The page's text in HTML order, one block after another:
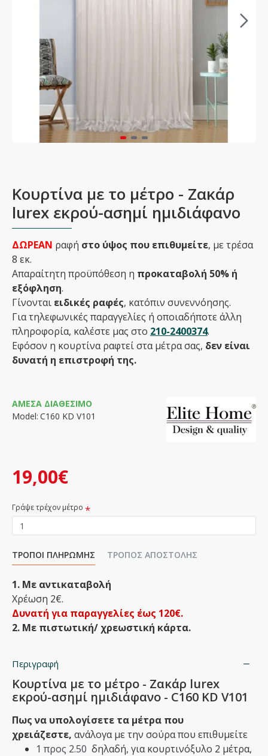
Κουρτίνα με το μέτρο - Ζακάρ
lurex εκρού-ασημί ημιδιάφανο
ΔΩΡΕΑΝ ραφή στο ύψος που επιθυμείτε, με τρέσα
8 εκ.
Απαραίτητη προϋπόθεση η προκαταβολή 50% ή
εξόφληση.
Γίνονται ειδικές ραφές, κατόπιν συνεννόησης.
Για τηλεφωνικές παραγγελίες ή οποιαδήποτε άλλη
πληροφορία, καλέστε μας στο 210-2400374.
Εφόσον η κουρτίνα ραφτεί στα μέτρα σας, δεν είναι
δυνατή η επιστροφή της.
19,00€
ΆΜΕΣΑ ΔΙΑΘΈΣΙΜΟ
Model: C160 KD V101
Γράψε τρέχον μέτρο
ΤΡΌΠΟΙ ΠΛΗΡΩΜΉΣ ΤΡΌΠΟΣ ΑΠΟΣΤΟΛΉΣ
1. Με αντικαταβολή
Χρέωση 2€.
Δυνατή για παραγγελίες έως 120€.
2. Με πιστωτική/ χρεωστική κάρτα.
Περιγραφή
Κουρτίνα με το μέτρο - Ζακάρ lurex
εκρού-ασημί ημιδιάφανο - C160 KD V101
Πως να υπολογίσετε τα μέτρα που
χρειάζεστε, ανάλογα με την σούρα που επιθυμείτε
1 προς 2.50 δηλαδή, ​για κουρτινόξυλο 2 μέτρα,